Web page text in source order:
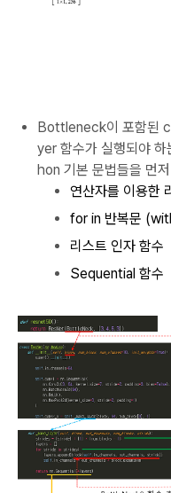
Bottleneck이 포함된
yer 함수가 실행되야
hon 기본 문법들을 먼
연산자를 이용한
for in 반복문
리스트 인자 함수
Sequential 함수